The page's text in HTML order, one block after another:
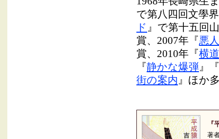
で第八四回文學
ド 』で第十五回
賞、2007年『悪人
賞、2010年『横
『静かな爆弾』『
街の案内』ほか
『
著